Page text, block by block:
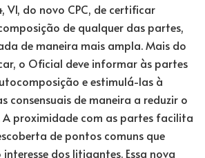
VI, do novo CPC, de certificar
de qualquer das partes,
de maneira mais ampla. Mais do
o Oficial deve informar às partes
e estimulá-las à
consensuais de maneira a reduzir o
A proximidade com as partes facilita
de pontos comuns que
dos litigantes. Essa nova